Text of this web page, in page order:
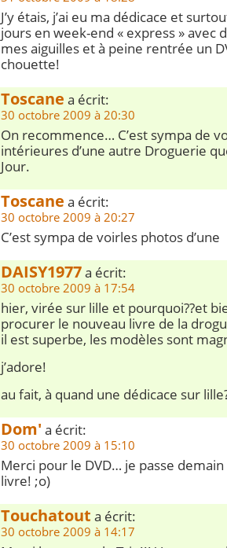
J’y étais, j’ai eu ma dédicace et
jours en week-end « express » avec
mes aiguilles et à peine rentrée un
chouette!
Toscane a écrit:
30 octobre 2009 à 20:30
On recommence… C’est sympa de
intérieures d’une autre Droguerie
Jour.
Toscane a écrit:
30 octobre 2009 à 20:27
C’est sympa de voirles photos d’une
DAISY1977a écrit:
30 octobre 2009 à 17:54
hier, virée sur lille et pourquoi??et
procurer le nouveau livre de la
il est superbe, les modèles sont
j’adore!
au fait, à quand une dédicace sur
Dom' a écrit:
30 octobre 2009 à 15:10
Merci pour le DVD… je passe
livre! ;o)
Touchatout a écrit:
30 octobre 2009 à 14:17